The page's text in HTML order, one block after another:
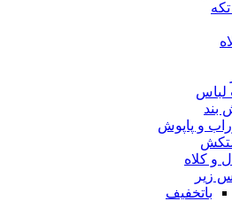
لباس
بند
و پاپوش
و کلاه
زیر
باتخفیف